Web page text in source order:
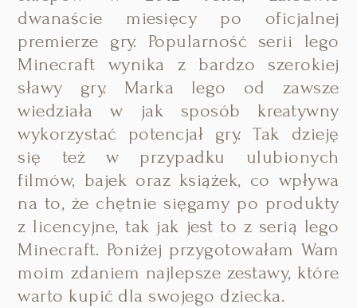
dwanaście miesięcy po oficjalnej
premierze gry. Popularność serii lego
Minecraft wynika z bardzo szerokiej
sławy gry. Marka lego od zawsze
wiedziała w jak sposób kreatywny
wykorzystać potencjał gry. Tak dzieję
się też w przypadku ulubionych
filmów, bajek oraz książek, co wpływa
na to, że chętnie sięgamy po produkty
z licencyjne, tak jak jest to z serią lego
Minecraft. Poniżej przygotowałam Wam
moim zdaniem najlepsze zestawy, które
warto kupić dla swojego dziecka.